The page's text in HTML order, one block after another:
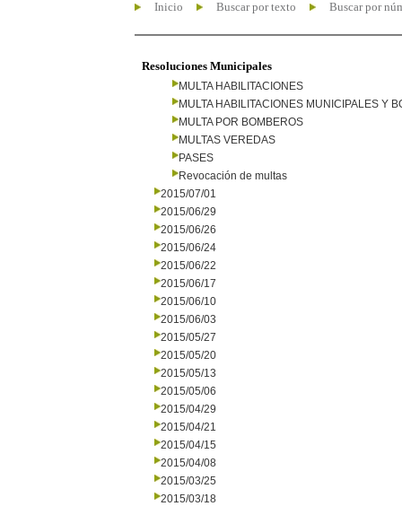
Inicio Buscar por texto Buscar por
Resoluciones Municipales
MULTA HABILITACIONES
MULTA HABILITACIONES MUNICIPALES Y
MULTA POR BOMBEROS
MULTAS VEREDAS
PASES
Revocación de multas
2015/07/01
2015/06/29
2015/06/26
2015/06/24
2015/06/22
2015/06/17
2015/06/10
2015/06/03
2015/05/27
2015/05/20
2015/05/13
2015/05/06
2015/04/29
2015/04/21
2015/04/15
2015/04/08
2015/03/25
2015/03/18